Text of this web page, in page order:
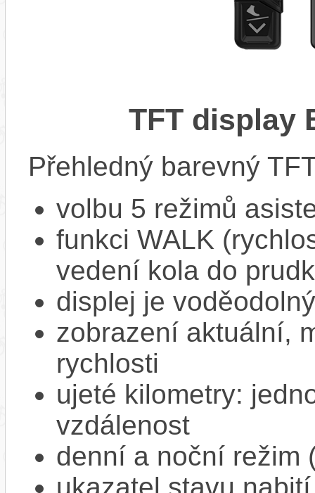
TFT display
Přehledný barevný
volbu 5 režimů
funkci WALK
vedení kola do
displej je
zobrazení aktuální,
rychlosti
ujeté kilometry:
vzdálenost
denní a noční režim